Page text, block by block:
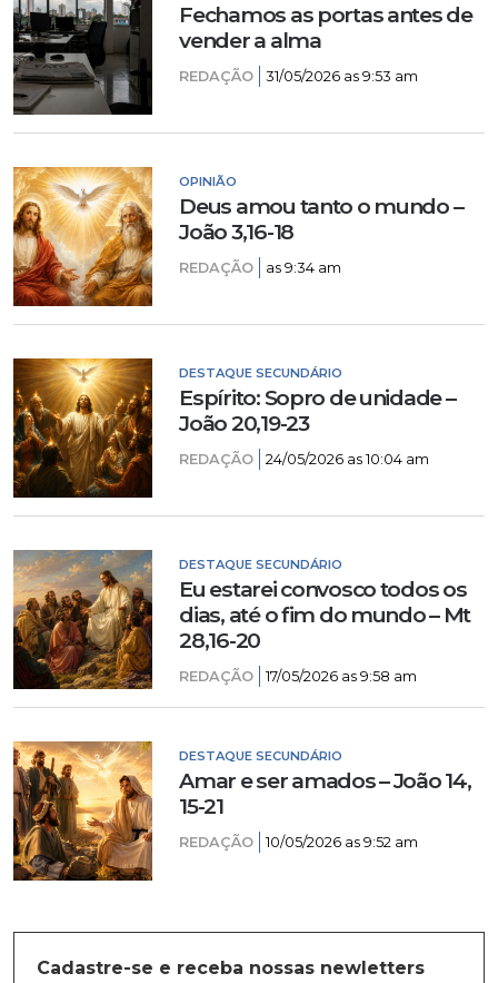
Fechamos as portas antes de
vender a alma
REDAÇÃO 31/05/2026 as 9:53 am
OPINIÃO
Deus amou tanto o mundo –
João 3,16-18
REDAÇÃO as 9:34 am
DESTAQUE SECUNDÁRIO
Espírito: Sopro de unidade –
João 20,19-23
REDAÇÃO 24/05/2026 as 10:04 am
DESTAQUE SECUNDÁRIO
Eu estarei convosco todos os
dias, até o fim do mundo – Mt
28,16-20
REDAÇÃO 17/05/2026 as 9:58 am
DESTAQUE SECUNDÁRIO
Amar e ser amados – João 14,
15-21
REDAÇÃO 10/05/2026 as 9:52 am
Cadastre-se e receba nossas newletters